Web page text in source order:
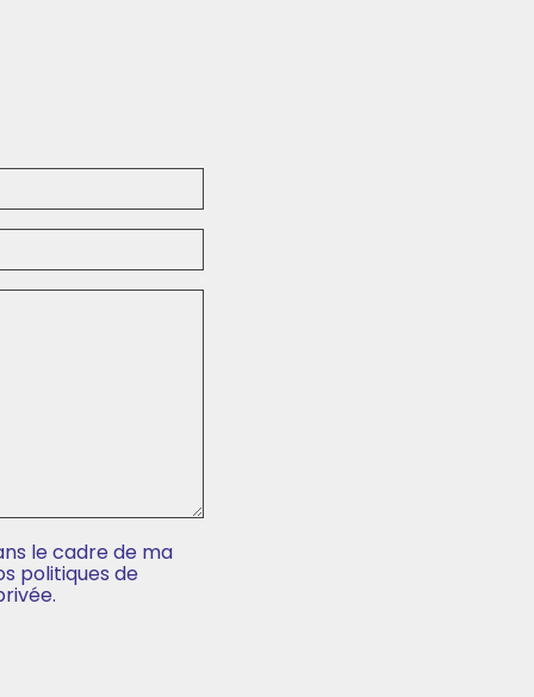
le cadre de ma
politiques de